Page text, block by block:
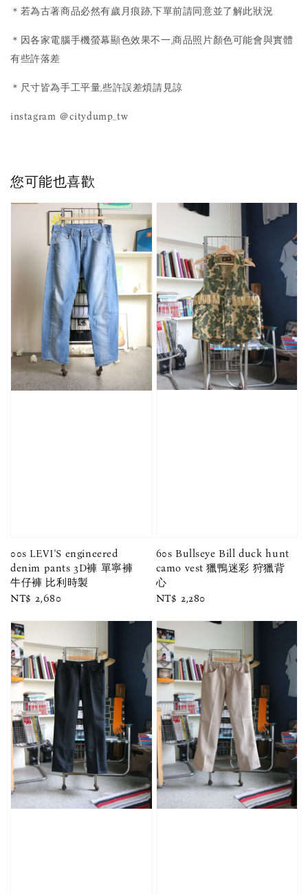
＊若為古著商品必然有歲月痕跡,下單前請同意並了解此狀況
＊因各家電腦手機螢幕顯色效果不一,商品照片顏色可能會與實體
有些許落差
＊尺寸皆為手工平量,些許誤差煩請見諒
instagram ＠citydump_tw
您可能也喜歡
00s LEVI'S engineered
denim pants 3D褲 單寧褲
牛仔褲 比利時製
Regular
NT$ 2,680
60s Bullseye Bill duck hunt
camo vest 獵鴨迷彩 狩獵背
心
Regular
NT$ 2,280